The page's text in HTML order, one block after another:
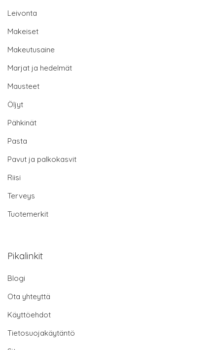
Leivonta
Makeiset
Makeutusaine
Marjat ja hedelmät
Mausteet
Öljyt
Pähkinät
Pasta
Pavut ja palkokasvit
Riisi
Terveys
Tuotemerkit
Pikalinkit
Blogi
Ota yhteyttä
Käyttöehdot
Tietosuojakäytäntö